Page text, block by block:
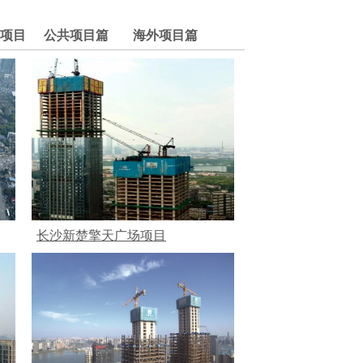
目 公共项目篇 海外项目篇
长沙新楚擎天广场项目